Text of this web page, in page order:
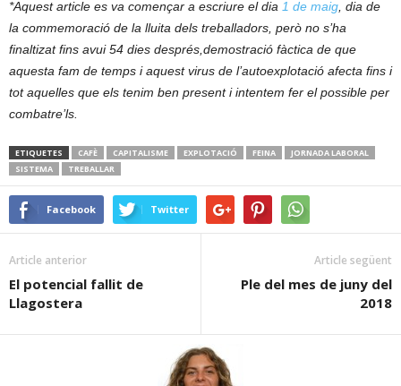
*Aquest article es va començar a escriure el dia 1 de maig , dia de
la commemoració de la lluita dels treballadors, però no s’ha
finaltizat fins avui 54 dies després,demostració fàctica de que
aquesta fam de temps i aquest virus de l’autoexplotació afecta fins i
tot aquelles que els tenim ben present i intentem fer el possible per
combatre’ls.
ETIQUETES CAFÈ CAPITALISME EXPLOTACIÓ FEINA
JORNADA LABORAL
SISTEMA
TREBALLAR
Facebook Twitter
Article anterior
El potencial fallit de
Llagostera
Article següent
Ple del mes de juny del
2018